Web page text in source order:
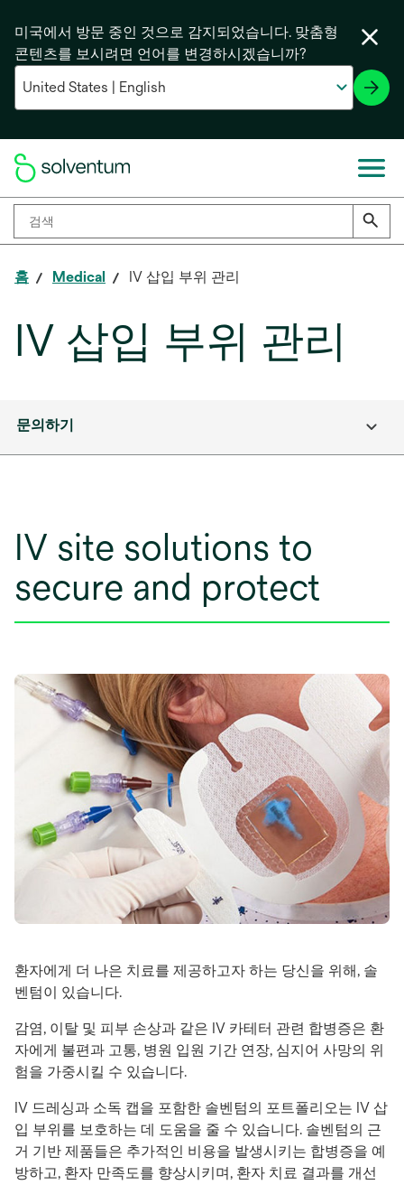
미국에서 방문 중인 것으로 감지되었습니다. 맞춤형
콘텐츠를 보시려면 언어를 변경하시겠습니까?
홈 Medical IV 삽입 부위 관리​
IV 삽입 부위 관리​
문의하기
IV site solutions to
secure and protect
환자에게 더 나은 치료를 제공하고자 하는 당신을 위해, 솔
벤텀이 있습니다.
감염, 이탈 및 피부 손상과 같은 IV 카테터 관련 합병증은 환
자에게 불편과 고통, 병원 입원 기간 연장, 심지어 사망의 위
험을 가중시킬 수 있습니다.
IV 드레싱과 소독 캡을 포함한 솔벤텀의 포트폴리오는 IV 삽
입 부위를 보호하는 데 도움을 줄 수 있습니다. 솔벤텀의 근
거 기반 제품들은 추가적인 비용을 발생시키는 합병증을 예
방하고, 환자 만족도를 향상시키며, 환자 치료 결과를 개선